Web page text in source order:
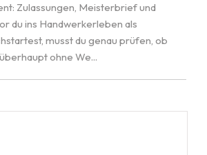
Zulassungen, Meisterbrief und
du ins Handwerkerleben als
musst du genau prüfen, ob
ohne We...